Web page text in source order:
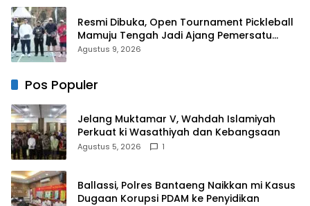
Resmi Dibuka, Open Tournament Pickleball
Mamuju Tengah Jadi Ajang Pemersatu
Antar daerah
Agustus 9, 2026
Pos Populer
Jelang Muktamar V, Wahdah Islamiyah
Perkuat ki Wasathiyah dan Kebangsaan
Agustus 5, 2026 1
Ballassi, Polres Bantaeng Naikkan mi Kasus
Dugaan Korupsi PDAM ke Penyidikan